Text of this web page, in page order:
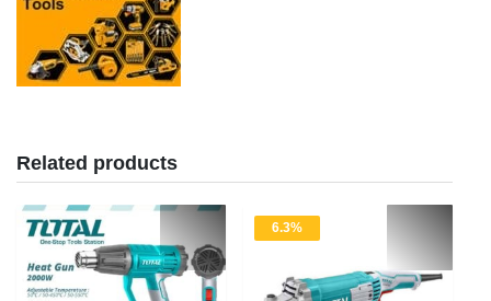
Related products
6.3%